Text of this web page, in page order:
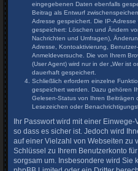
eingegebenen Daten ebenfalls
Beitrag als Entwurf
Adresse gespeichert. Die IP-
gespeichert: Löschen und Ändern
Nachrichten und Umfragen),
Adresse, Kontoaktivierung,
Anmeldeversuche. Die von Ihrem
(User Agent) wird nur in der „Wer ist
dauerhaft gespeichert.
Schließlich erfordern einzelne
gespeichert werden. Dazu gehören
Gelesen-Status von Ihren Beiträgen
Lesezeichen oder
Ihr Passwort wird mit einer
so dass es sicher ist. Jedoch wird
auf einer Vielzahl von Webseiten zu
Schlüssel zu Ihrem Benutzerkonto
sorgsam um. Insbesondere wird Sie